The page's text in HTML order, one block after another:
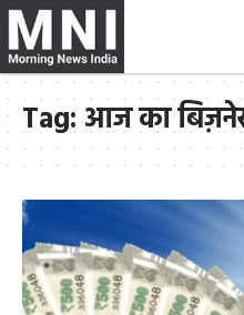
Tag: आज का